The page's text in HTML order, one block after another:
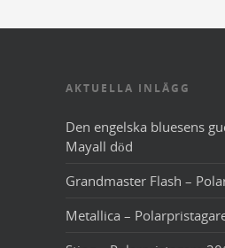
AKTUELLA INLÄGG
Den engelska bluesens
Mayall död
Grandmaster Flash –
Metallica –